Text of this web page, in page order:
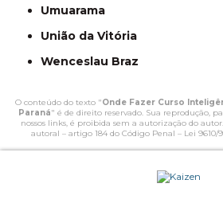
Umuarama
União da Vitória
Wenceslau Braz
O conteúdo do texto "Onde Fazer Curso
Paraná" é de direito reservado. Sua reprodução,
nossos links, é proibida sem a autorização do
autoral – artigo 184 do Código Penal – Lei 9610/